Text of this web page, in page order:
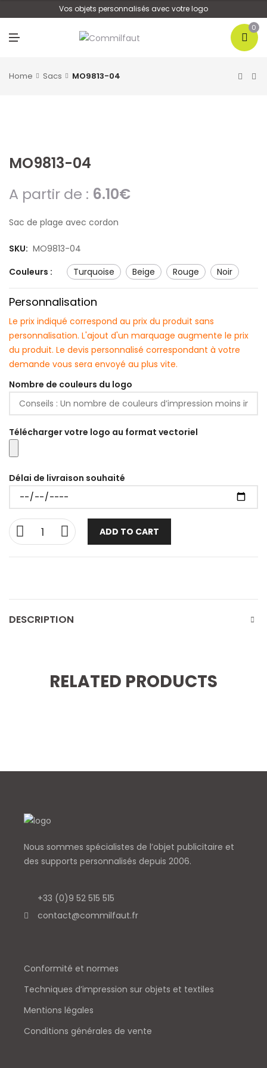
Vos objets personnalisés avec votre logo
0
Home Sacs MO9813-04
MO9813-04
A partir de : 6.10€
Sac de plage avec cordon
SKU: MO9813-04
Couleurs :
turquoise beige rouge noir
Personnalisation
Le prix indiqué correspond au prix du produit sans
personnalisation. L'ajout d'un marquage augmente le prix
du produit. Le devis personnalisé correspondant à votre
demande vous sera envoyé au plus vite.
Nombre de couleurs du logo
Télécharger votre logo au format vectoriel
Délai de livraison souhaité
ADD TO CART
DESCRIPTION
RELATED PRODUCTS
Nous sommes spécialistes de l’objet publicitaire et
des supports personnalisés depuis 2006.
+33 (0)9 52 515 515
contact@commilfaut.fr
Conformité et normes
Techniques d’impression sur objets et textiles
Mentions légales
Conditions générales de vente